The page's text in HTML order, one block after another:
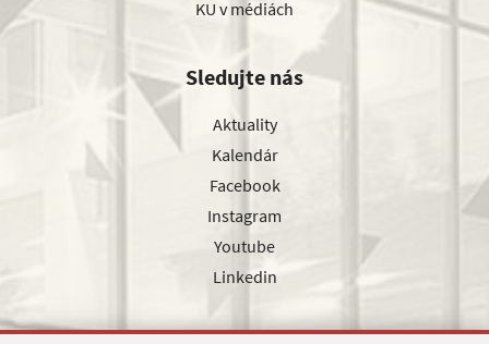
KU v médiách
Sledujte nás
Aktuality
Kalendár
Facebook
Instagram
Youtube
Linkedin